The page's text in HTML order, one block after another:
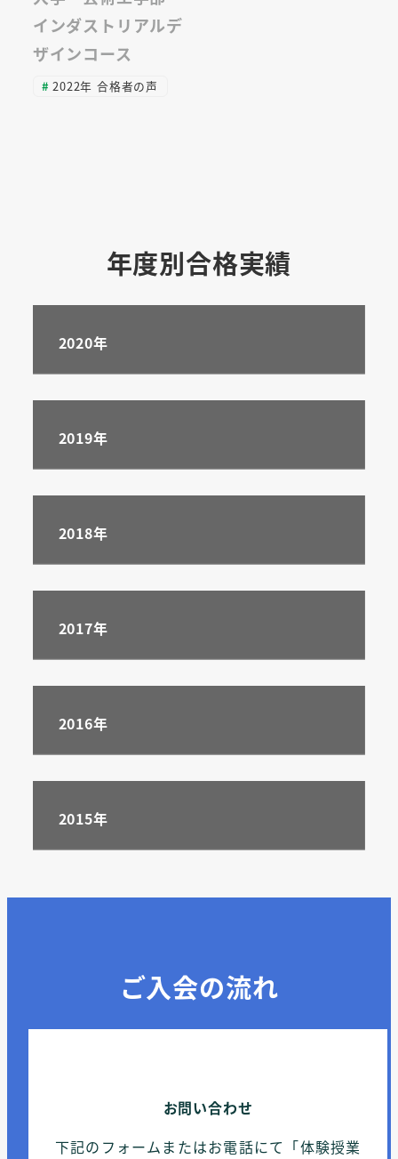
インダストリアルデ
ザインコース
2022年 合格者の声
年度別合格実績
2020年
2019年
2018年
2017年
2016年
2015年
ご入会の流れ
お問い合わせ
下記のフォームまたはお電話にて「体験授業